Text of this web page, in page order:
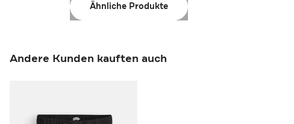
Ähnliche Produkte
Andere Kunden kauften auch